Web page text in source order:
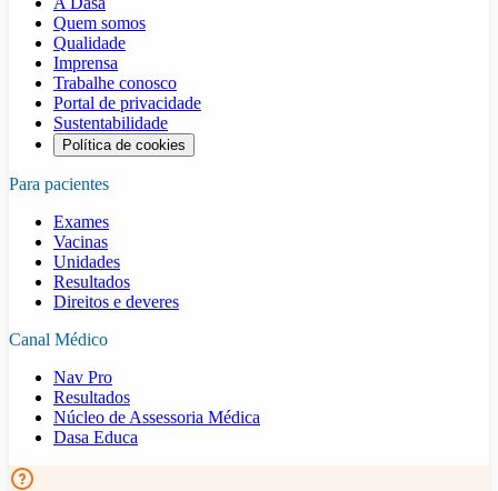
Quem somos
Qualidade
Imprensa
Trabalhe conosco
Portal de privacidade
Sustentabilidade
Política de cookies
Para pacientes
Exames
Vacinas
Unidades
Resultados
Direitos e deveres
Canal Médico
Nav Pro
Resultados
Núcleo de Assessoria Médica
Dasa Educa